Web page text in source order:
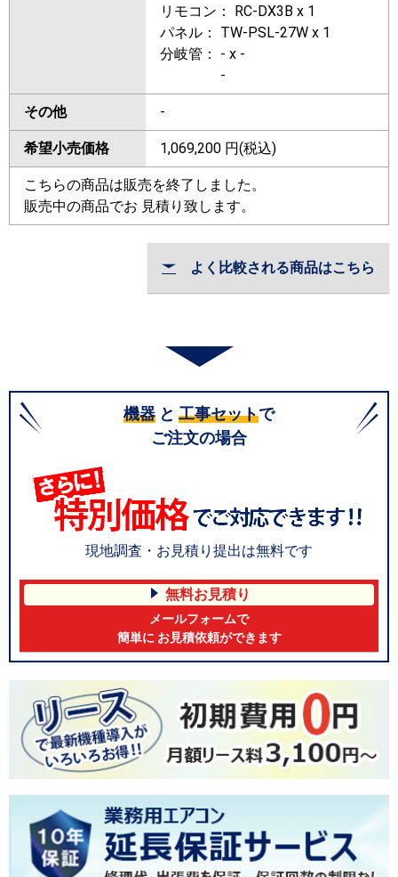
リモコン： RC-DX3B x 1
パネル： TW-PSL-27W x 1
分岐管： - x -
-
その他 -
希望小売価格 1,069,200 円(税込)
こちらの商品は販売を終了しました。
販売中の商品でお 見積り致します。
よく比較される商品はこちら
機器 と 工事セットで
ご注文の場合
現地調査・お見積り提出は無料です
無料お見積り
メールフォームで
簡単に お見積依頼ができます